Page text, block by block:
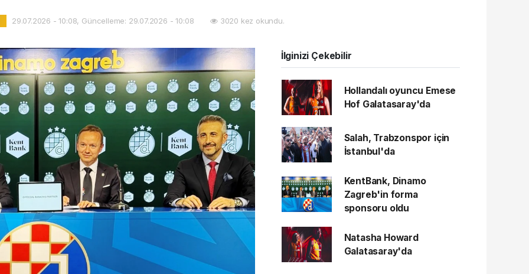
29.07.2026 - 10:08, Güncelleme: 29.07.2026 - 10:08 3020 kez okundu.
İlginizi Çekebilir
Hollandalı oyuncu Emese
Hof Galatasaray'da
Salah, Trabzonspor için
İstanbul'da
KentBank, Dinamo
Zagreb'in forma
sponsoru oldu
Natasha Howard
Galatasaray'da